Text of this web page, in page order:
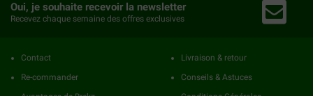
Oui, je souhaite recevoir la newsletter
Recevez chaque semaine des offres exclusives
Contact
Re-commander
Livraison & retour
Conseils & Astuces